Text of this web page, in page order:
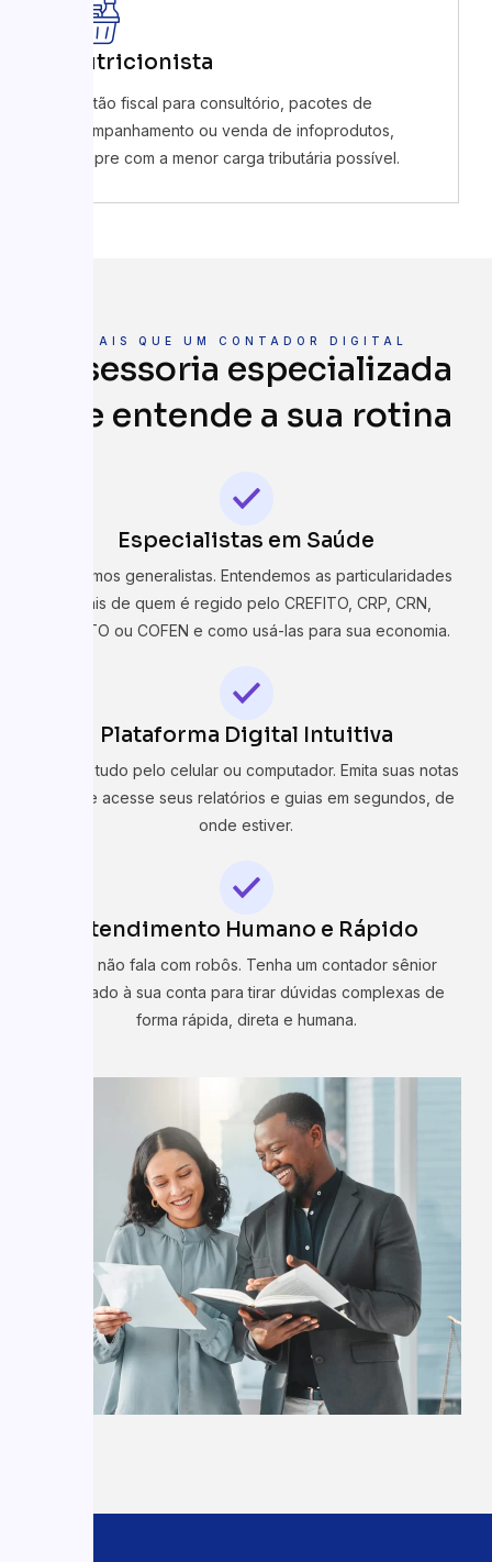
Nutricionista
Gestão fiscal para consultório, pacotes de
acompanhamento ou venda de infoprodutos,
sempre com a menor carga tributária possível.
MAIS QUE UM CONTADOR DIGITAL
Assessoria especializada
que entende a sua rotina
Especialistas em Saúde
Não somos generalistas. Entendemos as particularidades
fiscais de quem é regido pelo CREFITO, CRP, CRN,
COFFITO ou COFEN e como usá-las para sua economia.
Plataforma Digital Intuitiva
Resolva tudo pelo celular ou computador. Emita suas notas
fiscais e acesse seus relatórios e guias em segundos, de
onde estiver.
Atendimento Humano e Rápido
Você não fala com robôs. Tenha um contador sênior
dedicado à sua conta para tirar dúvidas complexas de
forma rápida, direta e humana.